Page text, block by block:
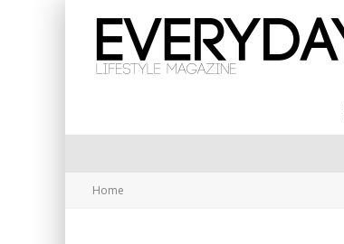
Home